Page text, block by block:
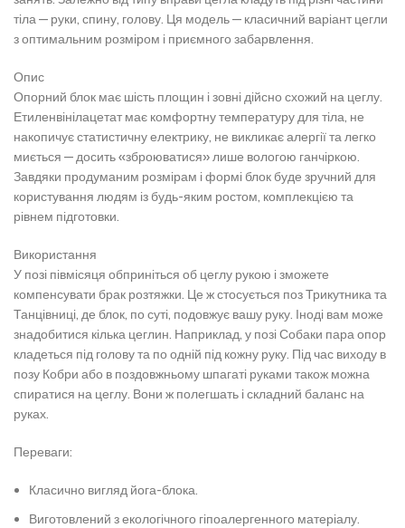
тіла — руки, спину, голову. Ця модель — класичний варіант цегли
з оптимальним розміром і приємного забарвлення.
Опис
Опорний блок має шість площин і зовні дійсно схожий на цеглу.
Етиленвінілацетат має комфортну температуру для тіла, не
накопичує статистичну електрику, не викликає алергії та легко
миється — досить «зброюватися» лише вологою ганчіркою.
Завдяки продуманим розмірам і формі блок буде зручний для
користування людям із будь-яким ростом, комплекцією та
рівнем підготовки.
Використання
У позі півмісяця обприніться об цеглу рукою і зможете
компенсувати брак розтяжки. Це ж стосується поз Трикутника та
Танцівниці, де блок, по суті, подовжує вашу руку. Іноді вам може
знадобитися кілька цеглин. Наприклад, у позі Собаки пара опор
кладеться під голову та по одній під кожну руку. Під час виходу в
позу Кобри або в поздовжньому шпагаті руками також можна
спиратися на цеглу. Вони ж полегшать і складний баланс на
руках.
Переваги:
Класично вигляд йога-блока.
Виготовлений з екологічного гіпоалергенного матеріалу.